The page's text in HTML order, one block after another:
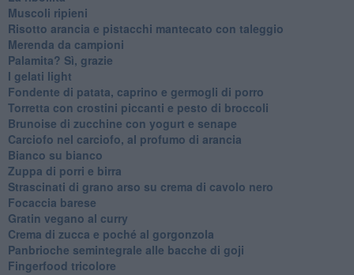
Muscoli ripieni
Risotto arancia e pistacchi mantecato con taleggio
Merenda da campioni
Palamita? Sì, grazie
I gelati light
Fondente di patata, caprino e germogli di porro
Torretta con crostini piccanti e pesto di broccoli
Brunoise di zucchine con yogurt e senape
Carciofo nel carciofo, al profumo di arancia
Bianco su bianco
Zuppa di porri e birra
Strascinati di grano arso su crema di cavolo nero
Focaccia barese
Gratin vegano al curry
Crema di zucca e poché al gorgonzola
Panbrioche semintegrale alle bacche di goji
Fingerfood tricolore